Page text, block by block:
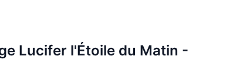
Lucifer l'Étoile du Matin -